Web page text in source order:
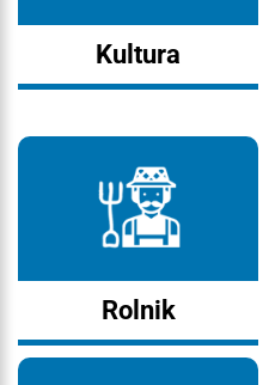
Kultura
Rolnik